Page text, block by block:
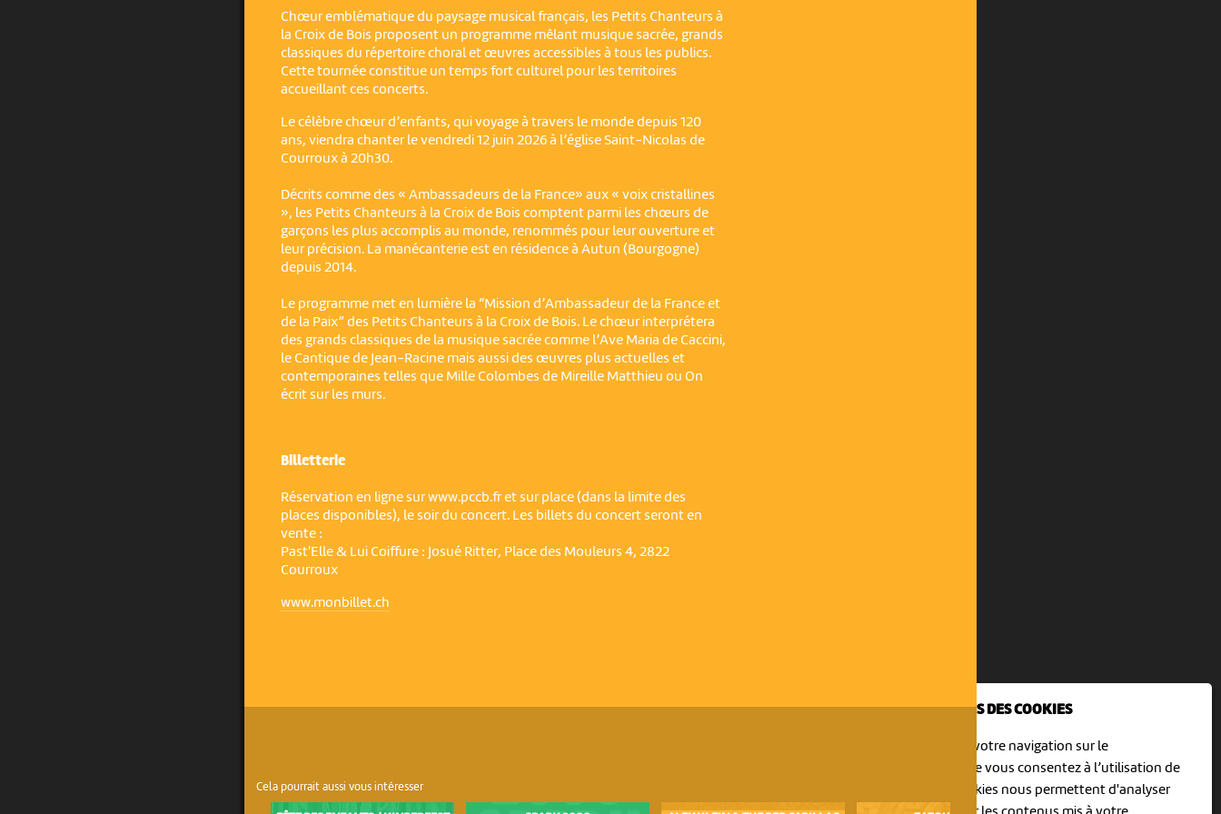
NOUS UTILISONS DES COOKIES
En poursuivant votre navigation sur le
culturoscoPe site vous consentez à l’utilisation de
cookies. Les cookies nous permettent d'analyser
Chœur emblématique du paysage musical français, les Petits Chanteurs à
la Croix de Bois proposent un programme mêlant musique sacrée, grands
classiques du répertoire choral et œuvres accessibles à tous les publics.
Cette tournée constitue un temps fort culturel pour les territoires
accueillant ces concerts.
Le célèbre chœur d’enfants, qui voyage à travers le monde depuis 120
ans, viendra chanter le vendredi 12 juin 2026 à l’église Saint-Nicolas de
Courroux à 20h30.
Décrits comme des « Ambassadeurs de la France» aux « voix cristallines
», les Petits Chanteurs à la Croix de Bois comptent parmi les chœurs de
garçons les plus accomplis au monde, renommés pour leur ouverture et
leur précision. La manécanterie est en résidence à Autun (Bourgogne)
depuis 2014.
Le programme met en lumière la “Mission d’Ambassadeur de la France et
de la Paix” des Petits Chanteurs à la Croix de Bois. Le chœur interprétera
des grands classiques de la musique sacrée comme l’Ave Maria de Caccini,
le Cantique de Jean-Racine mais aussi des œuvres plus actuelles et
contemporaines telles que Mille Colombes de Mireille Matthieu ou On
écrit sur les murs.
Billetterie
Réservation en ligne sur www.pccb.fr et sur place (dans la limite des
places disponibles), le soir du concert. Les billets du concert seront en
vente :
Past'Elle & Lui Coiffure : Josué Ritter, Place des Mouleurs 4, 2822
Courroux
www.monbillet.ch
Cela pourrait aussi vous intéresser